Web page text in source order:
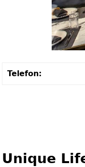
Telefon:
Unique